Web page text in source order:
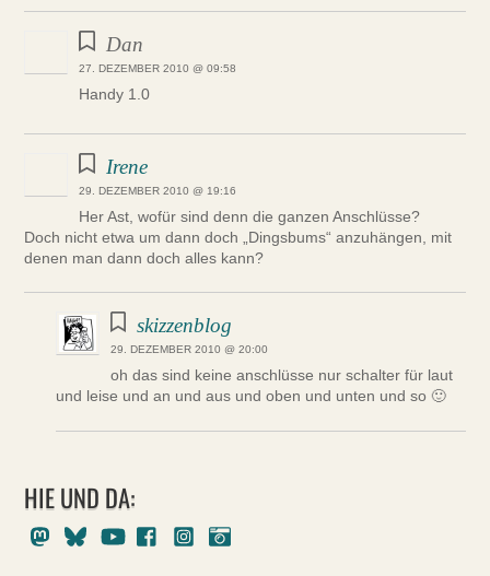
Dan
27. DEZEMBER 2010 @ 09:58
Handy 1.0
Irene
29. DEZEMBER 2010 @ 19:16
Her Ast, wofür sind denn die ganzen Anschlüsse?
Doch nicht etwa um dann doch „Dingsbums“ anzuhängen, mit
denen man dann doch alles kann?
skizzenblog
29. DEZEMBER 2010 @ 20:00
oh das sind keine anschlüsse nur schalter für laut
und leise und an und aus und oben und unten und so 🙂
HIE UND DA:
MastodonBlueskyYoutubeFacebookInstagram